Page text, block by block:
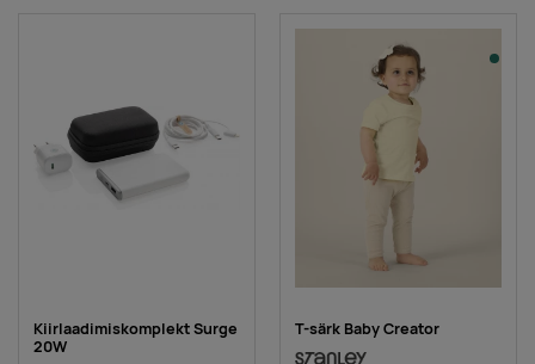
Kiirlaadimiskomplekt Surge
20W
T-särk Baby Creator